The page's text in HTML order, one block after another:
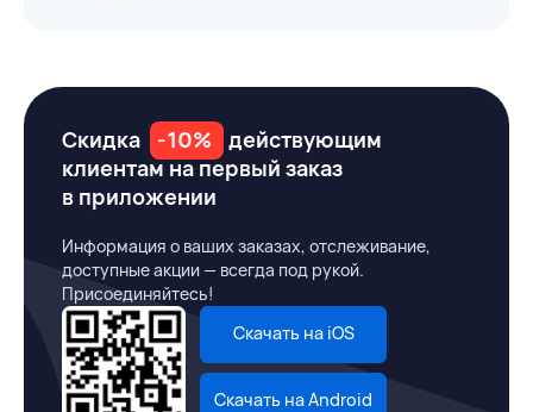
Скидка -10%
действующим
клиентам на первый заказ
в приложении
Информация о ваших заказах, отслеживание,
доступные акции — всегда под рукой.
Присоединяйтесь!
Скачать на iOS
Скачать на Android